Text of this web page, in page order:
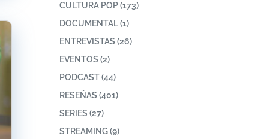
CULTURA POP(173)
DOCUMENTAL(1)
ENTREVISTAS (26)
EVENTOS (2)
PODCAST(44)
RESEÑAS (401)
SERIES (27)
STREAMING(9)